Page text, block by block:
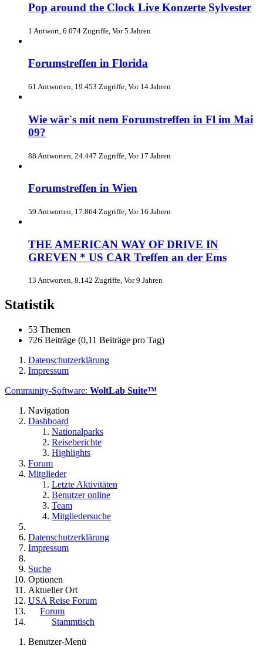
Pop around the Clock Live Konzerte Sylvester
1 Antwort, 6.074 Zugriffe, Vor 5 Jahren
Forumstreffen in Florida
61 Antworten, 19.453 Zugriffe, Vor 14 Jahren
Wie wär`s mit nem Forumstreffen in Fl im Mai
09?
88 Antworten, 24.447 Zugriffe, Vor 17 Jahren
Forumstreffen in Wien
59 Antworten, 17.864 Zugriffe, Vor 16 Jahren
THE AMERICAN WAY OF DRIVE IN
GREVEN * US CAR Treffen an der Ems
13 Antworten, 8.142 Zugriffe, Vor 9 Jahren
Statistik
53 Themen
726 Beiträge (0,11 Beiträge pro Tag)
Datenschutzerklärung
Impressum
Community-Software: WoltLab Suite™
Navigation
Dashboard
Nationalparks
Reiseberichte
Highlights
Forum
Mitglieder
Letzte Aktivitäten
Benutzer online
Team
Mitgliedersuche
Datenschutzerklärung
Impressum
Suche
Optionen
Aktueller Ort
USA Reise Forum
Forum
Stammtisch
Benutzer-Menü